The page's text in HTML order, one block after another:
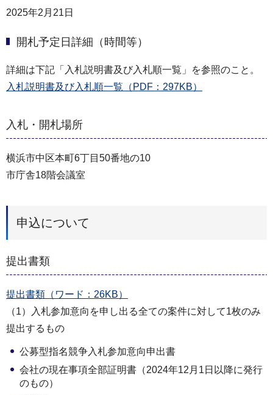
2025年2月21日
開札予定日詳細（時間等）
詳細は下記「入札説明書及び入札順一覧」を参照のこと。
入札説明書及び入札順一覧（PDF：297KB）
入札・開札場所
横浜市中区本町6丁目50番地の10
市庁舎18階会議室
申込について
提出書類
提出書類（ワード：26KB）
（1）入札参加意向を申し出る全ての案件に対して1枚のみ
提出するもの
公募型指名競争入札参加意向申出書
会社の現在事項全部証明書（2024年12月1日以降に発行
のもの）